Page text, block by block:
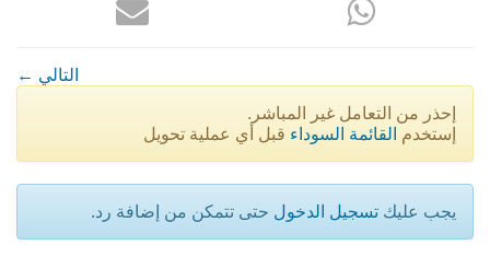
← التالي
إحذر من التعامل غير المباشر.
إستخدم القائمة السوداء قبل أي عملية تحويل
يجب عليك تسجيل الدخول حتى تتمكن من إضافة رد.